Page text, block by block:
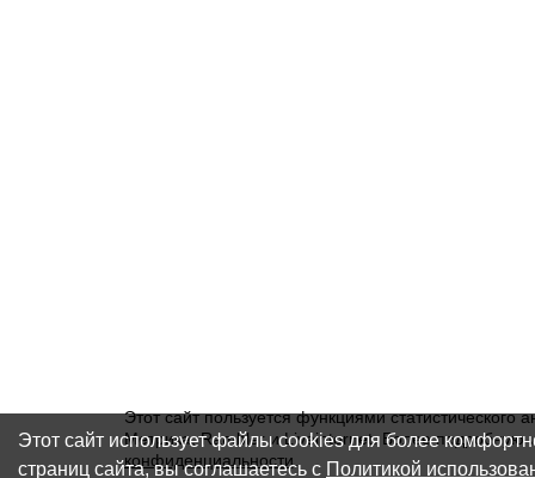
Этот сайт пользуется функциями статистического
Метрика, Rambler и Liveinternet. Более
конфиденциальности
Этот сайт использует файлы cookies для более
страниц сайта, вы соглашаетесь с Политикой